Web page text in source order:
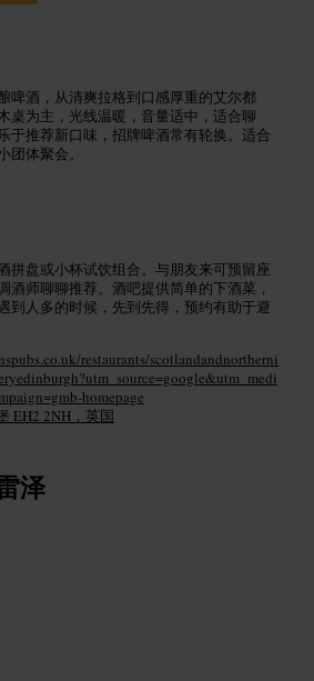
啤酒，从清爽拉格到口感厚重的艾尔都
桌为主，光线温暖，音量适中，适合聊
于推荐新口味，招牌啤酒常有轮换。适合
体聚会。
拼盘或小杯试饮组合。与朋友来可预留座
酒师聊聊推荐。酒吧提供简单的下酒菜，
到人多的时候，先到先得，预约有助于避
restaurants/scotlandandnortherni
homepage
EH2 2NH，英国
泽